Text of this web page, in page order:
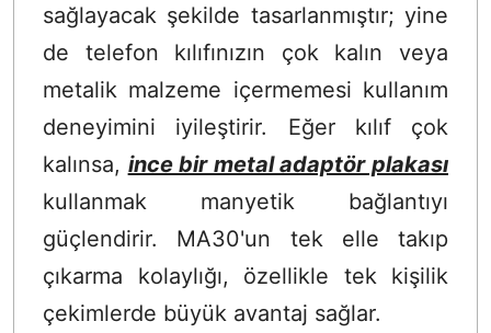
sağlayacak şekilde tasarlanmıştır; yine
de telefon kılıfınızın çok kalın veya
metalik malzeme içermemesi kullanım
deneyimini iyileştirir. Eğer kılıf çok
kalınsa, ince bir metal adaptör plakası
kullanmak manyetik bağlantıyı
güçlendirir. MA30'un tek elle takıp
çıkarma kolaylığı, özellikle tek kişilik
çekimlerde büyük avantaj sağlar.